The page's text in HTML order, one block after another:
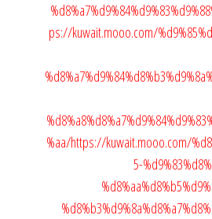
ps://kuwait.mooo.com/
%aa/https://kuwait.mooo.com/
5-